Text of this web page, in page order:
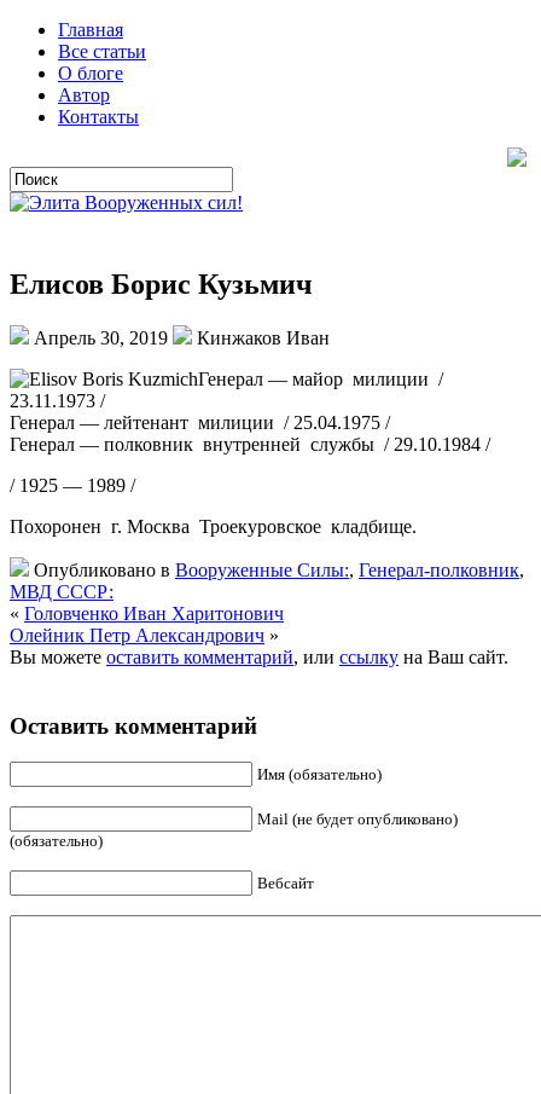
Главная
Все статьи
О блоге
Автор
Контакты
Елисов Борис Кузьмич
Апрель 30, 2019
Кинжаков Иван
Генерал — майор милиции /
23.11.1973 /
Генерал — лейтенант милиции / 25.04.1975 /
Генерал — полковник внутренней службы / 29.10.1984 /
/ 1925 — 1989 /
Похоронен г. Москва Троекуровское кладбище.
Опубликовано в Вооруженные Силы:, Генерал-полковник,
МВД СССР:
« Головченко Иван Харитонович
Олейник Петр Александрович »
Вы можете оставить комментарий, или ссылку на Ваш сайт.
Оставить комментарий
Имя (обязательно)
Mail (не будет опубликовано)
(обязательно)
Вебсайт